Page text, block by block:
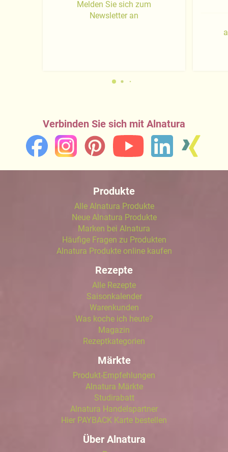
Melden Sie sich zum
Newsletter an
Verbinden Sie sich mit Alnatura
Produkte
Alle Alnatura Produkte
Neue Alnatura Produkte
Marken bei Alnatura
Häufige Fragen zu Produkten
Alnatura Produkte online kaufen
Rezepte
Alle Rezepte
Saisonkalender
Warenkunden
Was koche ich heute?
Magazin
Rezeptkategorien
Märkte
Produkt-Empfehlungen
Alnatura Märkte
Studirabatt
Alnatura Handelspartner
Hier PAYBACK Karte bestellen
Über Alnatura